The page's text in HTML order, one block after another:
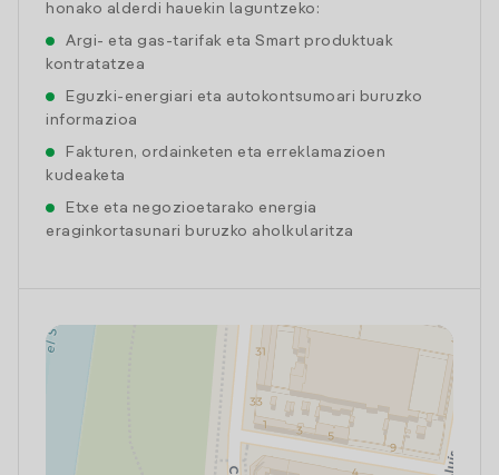
honako alderdi hauekin laguntzeko:
Argi- eta gas-tarifak eta Smart produktuak
kontratatzea
Eguzki-energiari eta autokontsumoari buruzko
informazioa
Fakturen, ordainketen eta erreklamazioen
kudeaketa
Etxe eta negozioetarako energia
eraginkortasunari buruzko aholkularitza